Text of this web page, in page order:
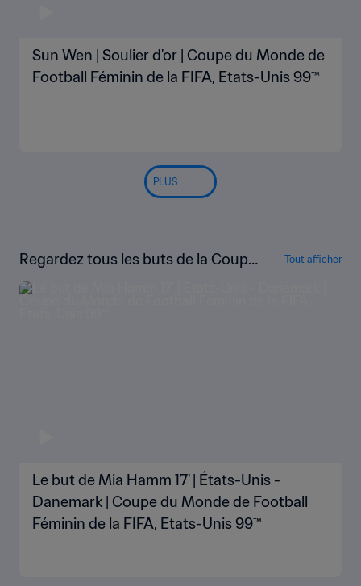
Sun Wen | Soulier d'or | Coupe du Monde de
Football Féminin de la FIFA, Etats-Unis 99™
PLUS
Regardez tous les buts de la Coupe
du Monde Féminine de la FIFA, État
s-Unis 1999™
Tout afficher
Le but de Mia Hamm 17' | États-Unis -
Danemark | Coupe du Monde de Football
Féminin de la FIFA, Etats-Unis 99™